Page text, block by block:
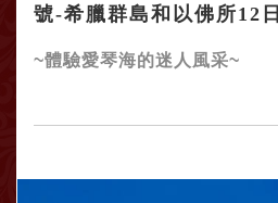
號-希臘群島和以佛所12日
~體驗愛琴海的迷人風采~